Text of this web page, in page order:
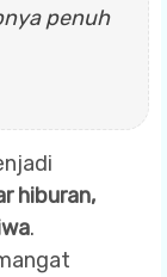
penuh
hiburan,
.